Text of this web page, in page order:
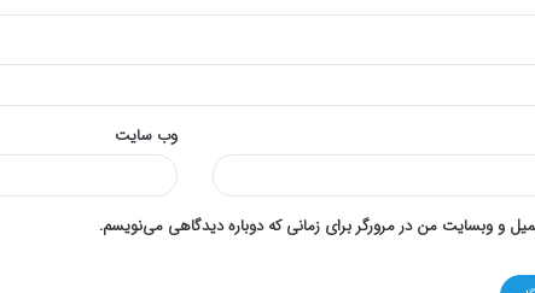
وب‌ سایت
و وبسایت من در مرورگر برای زمانی که دوباره دیدگاهی می‌نویسم.